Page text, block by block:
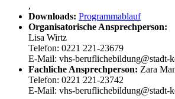
,
Downloads: Programmablauf
Organisatorische Ansprechperson:
Lisa Wirtz
Telefon: 0221 221-23679
E-Mail: vhs-beruflichebildung@stadt-
Fachliche Ansprechperson: Zara
Telefon: 0221 221-23742
E-Mail: vhs-beruflichebildung@stadt-